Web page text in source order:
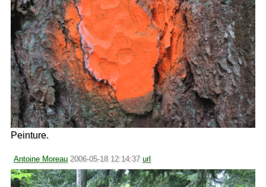
Peinture.
Antoine Moreau 2006-05-18 12:14:37 url